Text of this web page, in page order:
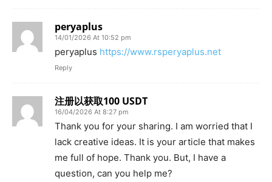
peryaplus
14/01/2026 At 10:52 pm
peryaplus https://www.rsperyaplus.net
Reply
注册以获取100 USDT
16/04/2026 At 8:27 pm
Thank you for your sharing. I am worried that I
lack creative ideas. It is your article that makes
me full of hope. Thank you. But, I have a
question, can you help me?